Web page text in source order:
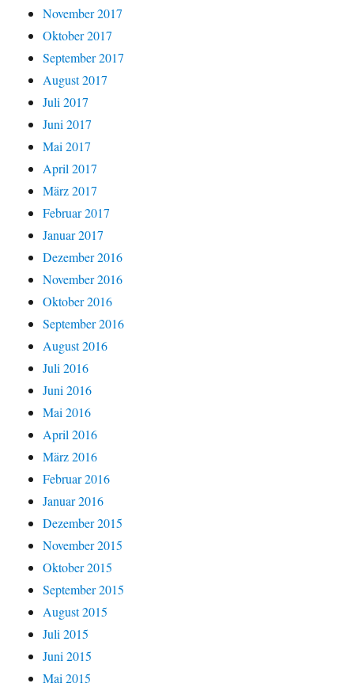
November 2017
Oktober 2017
September 2017
August 2017
Juli 2017
Juni 2017
Mai 2017
April 2017
März 2017
Februar 2017
Januar 2017
Dezember 2016
November 2016
Oktober 2016
September 2016
August 2016
Juli 2016
Juni 2016
Mai 2016
April 2016
März 2016
Februar 2016
Januar 2016
Dezember 2015
November 2015
Oktober 2015
September 2015
August 2015
Juli 2015
Juni 2015
Mai 2015